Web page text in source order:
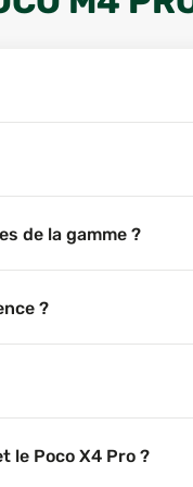
de la gamme ?
?
le Poco X4 Pro ?